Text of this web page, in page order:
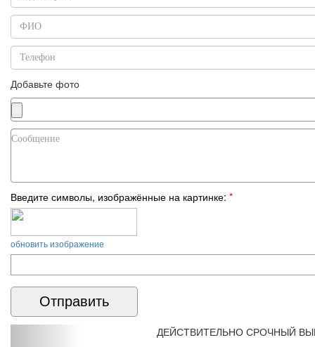
Добавьте фото
Введите символы, изображённые на картинке: *
обновить изображение
ДЕЙСТВИТЕЛЬНО СРОЧНЫЙ